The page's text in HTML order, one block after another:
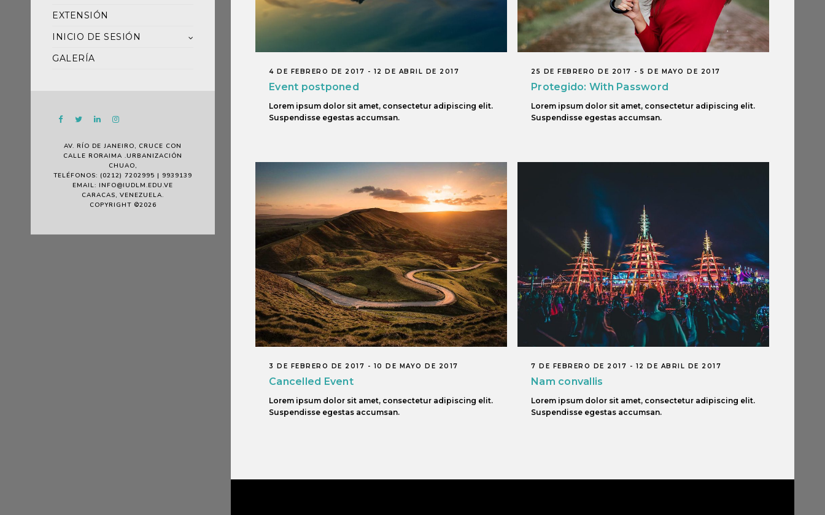
EXTENSIÓN
INICIO DE SESIÓN
GALERÍA
AV. RÍO DE JANEIRO, CRUCE CON
CALLE RORAIMA .URBANIZACIÓN
CHUAO,
TELÉFONOS: (0212) 7202995 | 9939139
EMAIL: INFO@IUDLM.EDU.VE
CARACAS, VENEZUELA.
COPYRIGHT ©2026
4 DE FEBRERO DE 2017 - 12 DE ABRIL DE 2017
Event postponed
Lorem ipsum dolor sit amet, consectetur adipiscing elit.
Suspendisse egestas accumsan.
25 DE FEBRERO DE 2017 - 5 DE MAYO DE 2017
Protegido: With Password
Lorem ipsum dolor sit amet, consectetur adipiscing elit.
Suspendisse egestas accumsan.
3 DE FEBRERO DE 2017 - 10 DE MAYO DE 2017
Cancelled Event
Lorem ipsum dolor sit amet, consectetur adipiscing elit.
Suspendisse egestas accumsan.
7 DE FEBRERO DE 2017 - 12 DE ABRIL DE 2017
Nam convallis
Lorem ipsum dolor sit amet, consectetur adipiscing elit.
Suspendisse egestas accumsan.